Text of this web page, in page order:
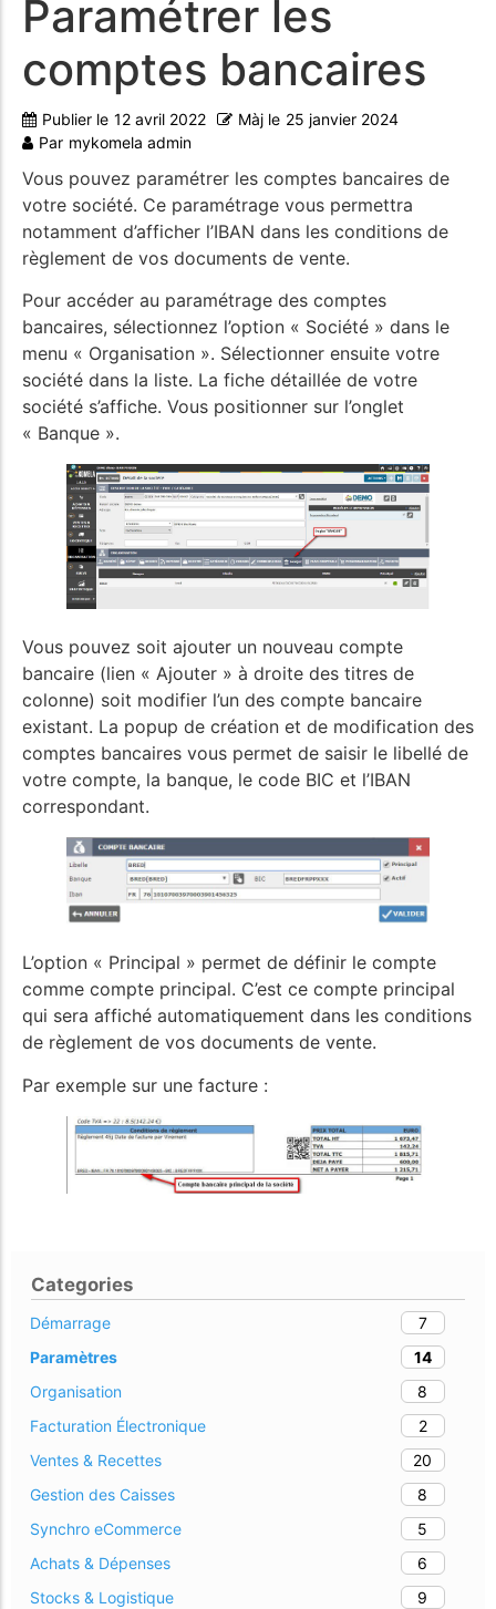
Paramétrer les
comptes bancaires
Publier le 12 avril 2022 Màj le 25 janvier 2024
Par mykomela admin
Vous pouvez paramétrer les comptes bancaires de
votre société. Ce paramétrage vous permettra
notamment d’afficher l’IBAN dans les conditions de
règlement de vos documents de vente.
Pour accéder au paramétrage des comptes
bancaires, sélectionnez l’option « Société » dans le
menu « Organisation ». Sélectionner ensuite votre
société dans la liste. La fiche détaillée de votre
société s’affiche. Vous positionner sur l’onglet
« Banque ».
Vous pouvez soit ajouter un nouveau compte
bancaire (lien « Ajouter » à droite des titres de
colonne) soit modifier l’un des compte bancaire
existant. La popup de création et de modification des
comptes bancaires vous permet de saisir le libellé de
votre compte, la banque, le code BIC et l’IBAN
correspondant.
L’option « Principal » permet de définir le compte
comme compte principal. C’est ce compte principal
qui sera affiché automatiquement dans les conditions
de règlement de vos documents de vente.
Par exemple sur une facture :
Categories
Démarrage
7
Paramètres
14
Organisation
8
Facturation Électronique
2
Ventes & Recettes
20
Gestion des Caisses
8
Synchro eCommerce
5
Achats & Dépenses
6
Stocks & Logistique
9